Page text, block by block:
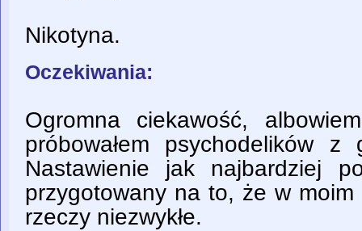
Nikotyna.
Oczekiwania:
Ogromna ciekawość,
próbowałem psychodelików z
Nastawienie jak najbardziej
przygotowany na to, że w
rzeczy niezwykłe.